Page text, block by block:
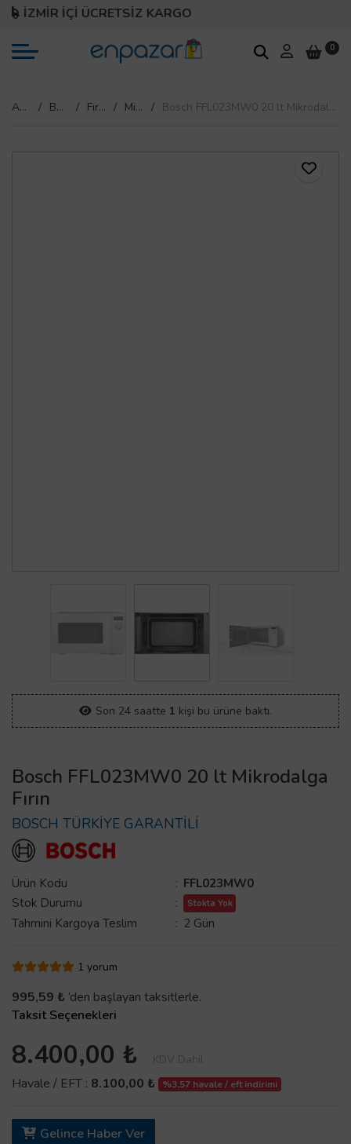
İZMİR İÇİ ÜCRETSİZ KARGO
0
Anasayfa Beyaz Eşya Fırın & Mikro Dalga Mikrodalga Fırın Bosch FFL023MW0 20 lt Mikrodalga Fırın
Son 24 saatte 1 kişi bu ürüne baktı.
Bosch FFL023MW0 20 lt Mikrodalga
Fırın
BOSCH TÜRKİYE GARANTİLİ
Ürün Kodu : FFL023MW0
Stok Durumu
: Stokta Yok
Tahmini Kargoya Teslim : 2 Gün
1 yorum
995,59 ₺ ’den başlayan taksitlerle.
Taksit Seçenekleri
8.400,00 ₺ KDV Dahil
Havale / EFT : 8.100,00 ₺ %3,57 havale / eft indirimi
Gelince Haber Ver